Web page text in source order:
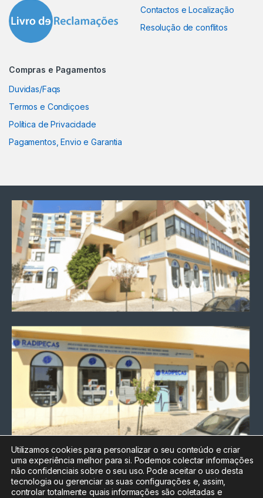
Contactos e Localização
Resolução de conflitos
Compras e Pagamentos
Duvidas/Faqs
Termos e Condiçoes
Política de Privacidade
Pagamentos, Envio e Garantia
Chamada para a rede fixa
nacional
Electrónica:212
Utilizamos cookies para personalizar o seu conteúdo e criar
uma experiência melhor para si. Podemos colectar informações
não confidenciais sobre o seu uso. Pode aceitar o uso desta
tecnologia ou gerenciar as suas configurações e, assim,
controlar totalmente quais informações são coletadas e